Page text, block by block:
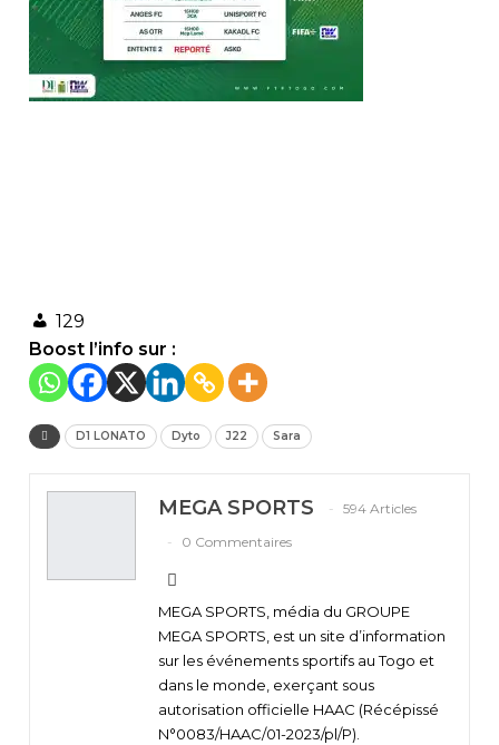
129
Boost l’info sur :
D1 LONATO Dyto J22 Sara
MEGA SPORTS
594 Articles
0 Commentaires
MEGA SPORTS, média du GROUPE
MEGA SPORTS, est un site d’information
sur les événements sportifs au Togo et
dans le monde, exerçant sous
autorisation officielle HAAC (Récépissé
N°0083/HAAC/01-2023/pl/P).